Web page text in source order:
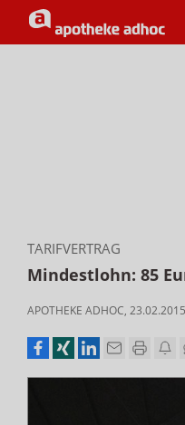
TARIFVERTRAG
Mindestlohn: 85
APOTHEKE ADHOC,